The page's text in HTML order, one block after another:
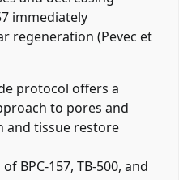
immediately
regeneration (Pevec et
protocol offers a
to pores and
and tissue restore
BPC-157, TB-500, and